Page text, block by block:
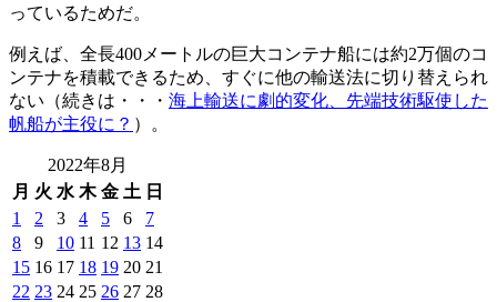
っているためだ。
例えば、全長400メートルの巨大コンテナ船には約2万個のコ
ンテナを積載できるため、すぐに他の輸送法に切り替えられ
ない（続きは・・・ 海上輸送に劇的変化、先端技術駆使した
帆船が主役に？ ）。
2022年8月
月 火 水 木 金 土 日
1 2 3 4 5 6
7
8
9 10 11 12 13 14
15 16 17 18 19 20 21
22 23 24 25 26 27 28